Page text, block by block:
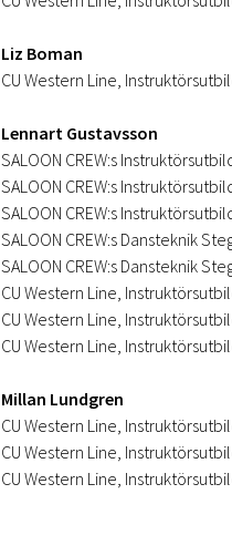
Liz Boman
CU Western Line,
Lennart Gustavsson
SALOON CREW:s
SALOON CREW:s
SALOON CREW:s
SALOON CREW:s Dansteknik
SALOON CREW:s Dansteknik
CU Western Line,
CU Western Line,
CU Western Line,
Millan Lundgren
CU Western Line,
CU Western Line,
CU Western Line,